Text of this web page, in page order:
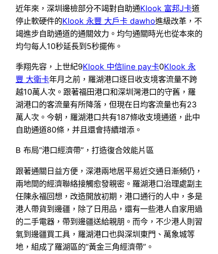
近年來，深圳邊檢部分不竭對自助通Klook 富邦J卡道
停止軟硬件的Klook 永豐 大戶卡 dawho進級改革，不
竭進步自助通道的通關效力。均勻通關時光也從本來的
均勻每人10秒延長到5秒擺佈。
季翔先容，上世紀9Klook 中信line pay卡0Klook 永
豐 大衛卡年月之前，羅湖港口逐日收支境客流量不跨
越10萬人次。跟著福田港口和深圳灣港口的守舊，羅
湖港口的客流量有所降落，但現在日均客流量也有23
萬人次。今朝，羅湖港口共有187條收支境通道，此中
自助通道80條，并且還會持續增添。
B 布局“港口經濟帶”，打造復合效能片區
跟著通關日益方便，深港兩地居平易近交通日漸頻仍，
兩地間的經濟聯絡接觸愈發親密。羅湖港口治理處副主
任陳永福回想，改造開放初期，港口通行的人中，多是
港人帶貨到邊疆，除了日用品，還有一些港人自家用過
的二手電器，帶到邊疆送給親朋。而今，不少港人則習
氣到邊疆買工具，羅湖港口也與深圳東門、萬象城等
地，組成了羅湖區的“黃金三角經濟帶”。